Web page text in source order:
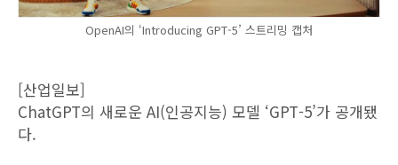
OpenAI의 ‘Introducing GPT-5’ 스트리밍 캡처
[산업일보]
ChatGPT의 새로운 AI(인공지능) 모델 ‘GPT-5’가 공개됐
다.